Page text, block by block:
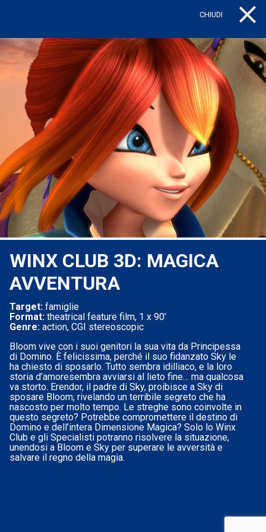
CHIUDI
WINX CLUB 3D: MAGICA
AVVENTURA
Target: famiglie
Format: theatrical feature film, 1 x 90’
Genre: action, CGI stereoscopic
Bloom vive con i suoi genitori la sua vita da Principessa
di Domino. È felicissima, perché il suo fidanzato Sky le
ha chiesto di sposarlo. Tutto sembra idilliaco, e la loro
storia d’amoresembra avviarsi al lieto fine… ma qualcosa
va storto. Erendor, il padre di Sky, proibisce a Sky di
sposare Bloom, rivelando un terribile segreto che ha
nascosto per molto tempo. Le streghe sono coinvolte in
questo segreto? Potrebbe compromettere il destino di
Domino e dell’intera Dimensione Magica? Solo lo Winx
Club e gli Specialisti potranno risolvere la situazione,
unendosi a Bloom e Sky per superare le avversità e
salvare il regno della magia.